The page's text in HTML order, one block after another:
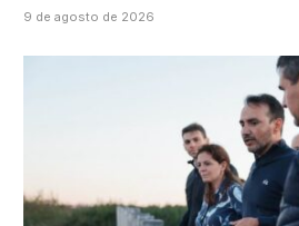
9 de agosto de 2026